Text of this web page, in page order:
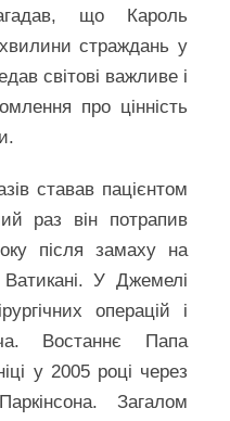
що Кароль
страждань у
світові важливе і
про цінність
ставав пацієнтом
раз він потрапив
після замаху на
У Джемелі
операцій і
Востаннє Папа
у 2005 році через
Загалом